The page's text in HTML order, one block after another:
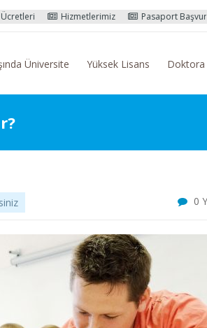
Hizmetlerimiz Pasaport Başvuru İşlemleri
Üniversite Yüksek Lisans Doktora
0